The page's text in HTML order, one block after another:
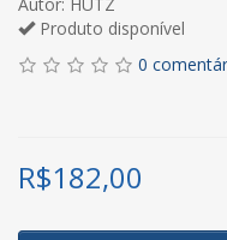
Produto disponível
0
R$182,00